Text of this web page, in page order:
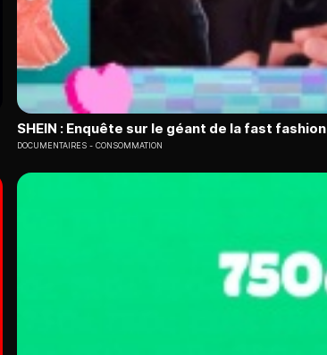
SHEIN : Enquête sur le géant de la fast fashion
DOCUMENTAIRES CONSOMMATION